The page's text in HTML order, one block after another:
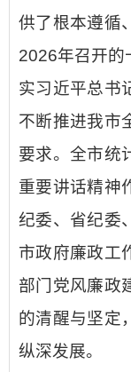
供了根本遵循
2026年召开的
实习近平总书
不断推进我市
要求。全市统
重要讲话精神
纪委、省纪委
市政府廉政工
部门党风廉政
的清醒与坚定
纵深发展。